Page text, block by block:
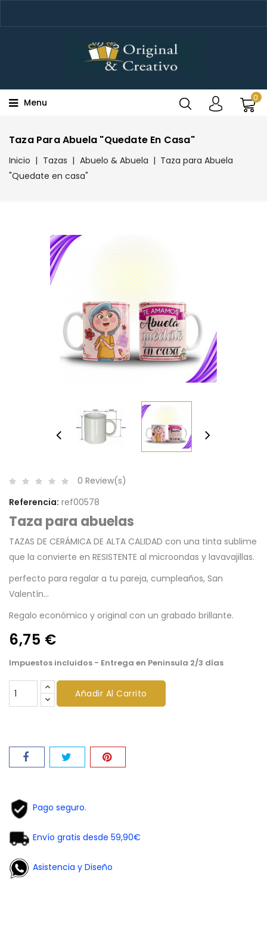
0
Menu
Taza Para Abuela "Quedate En Casa"
Inicio Tazas Abuelo & Abuela
Taza para Abuela
"Quedate en casa"
0 Review(s)
Referencia: ref00578
Taza para abuelas
TAZAS DE CERÁMICA DE ALTA CALIDAD con una tinta sublime
que la convierte en RESISTENTE al microondas y lavavajillas.
perfecto para regalar a tu pareja, cumpleaños, San
Valentín...
Regalo económico y original con un grabado brillante.
6,75 €
Impuestos incluidos - Entrega en Peninsula 2/3 días
Añadir Al Carrito
Pago seguro.
Envío gratis desde 59,90€
Asistencia y Diseño